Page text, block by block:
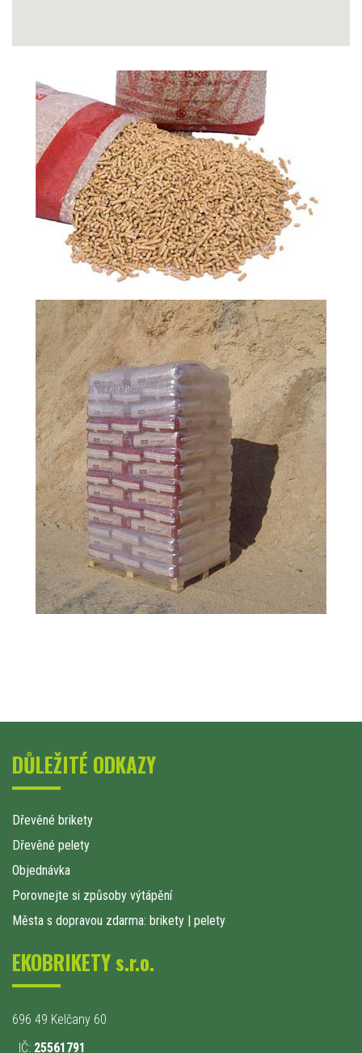
DŮLEŽITÉ ODKAZY
Dřevěné brikety
Dřevěné pelety
Objednávka
Porovnejte si způsoby výtápění
Města s dopravou zdarma: brikety | pelety
EKOBRIKETY s.r.o.
696 49 Kelčany 60
IČ: 25561791